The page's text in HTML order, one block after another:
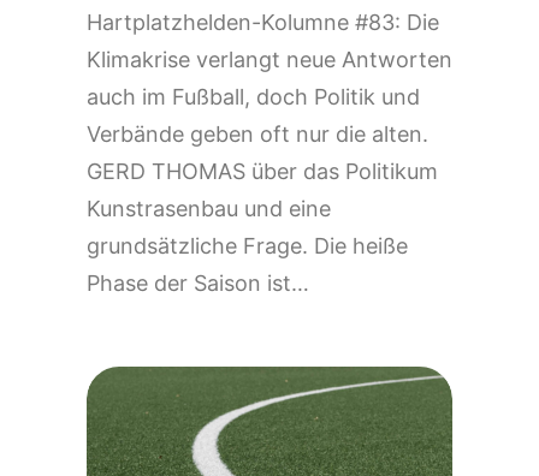
Hartplatzhelden-Kolumne #83: Die
Klimakrise verlangt neue Antworten
auch im Fußball, doch Politik und
Verbände geben oft nur die alten.
GERD THOMAS über das Politikum
Kunstrasenbau und eine
grundsätzliche Frage. Die heiße
Phase der Saison ist…